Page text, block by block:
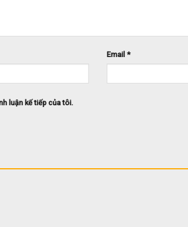
Email *
luận kế tiếp của tôi.